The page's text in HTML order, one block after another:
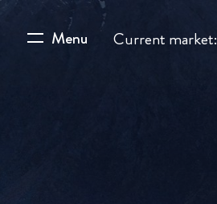
Menu Current market: